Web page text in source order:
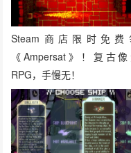
Steam商店限时免费
《Ampersat》！复古
RPG，手慢无！